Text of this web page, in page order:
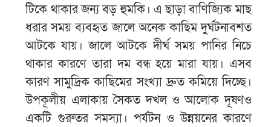
টিকে থাকার জন্য বড় হুমকি। এ ছাড়া বাণিজ্যিক মাছ
ধরার সময় ব্যবহৃত জালে অনেক কাছিম দুর্ঘটনাবশত
আটকে যায়। জালে আটকে দীর্ঘ সময় পানির নিচে
থাকার কারণে তারা দম বন্ধ হয়ে মারা যায়। এসব
কারণ সামুদ্রিক কাছিমের সংখ্যা দ্রুত কমিয়ে দিচ্ছে।
উপকূলীয় এলাকায় সৈকত দখল ও আলোক দূষণও
একটি গুরুতর সমস্যা। পর্যটন ও উন্নয়নের কারণে